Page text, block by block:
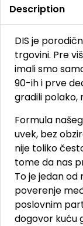
Description
DIS je
trgovini. Pre
imali smo
90-ih i prve
gradili polako,
Formula
uvek, bez
nije toliko
tome da nas
To je jedan od
poverenje
poslovnim
dogovor kuću